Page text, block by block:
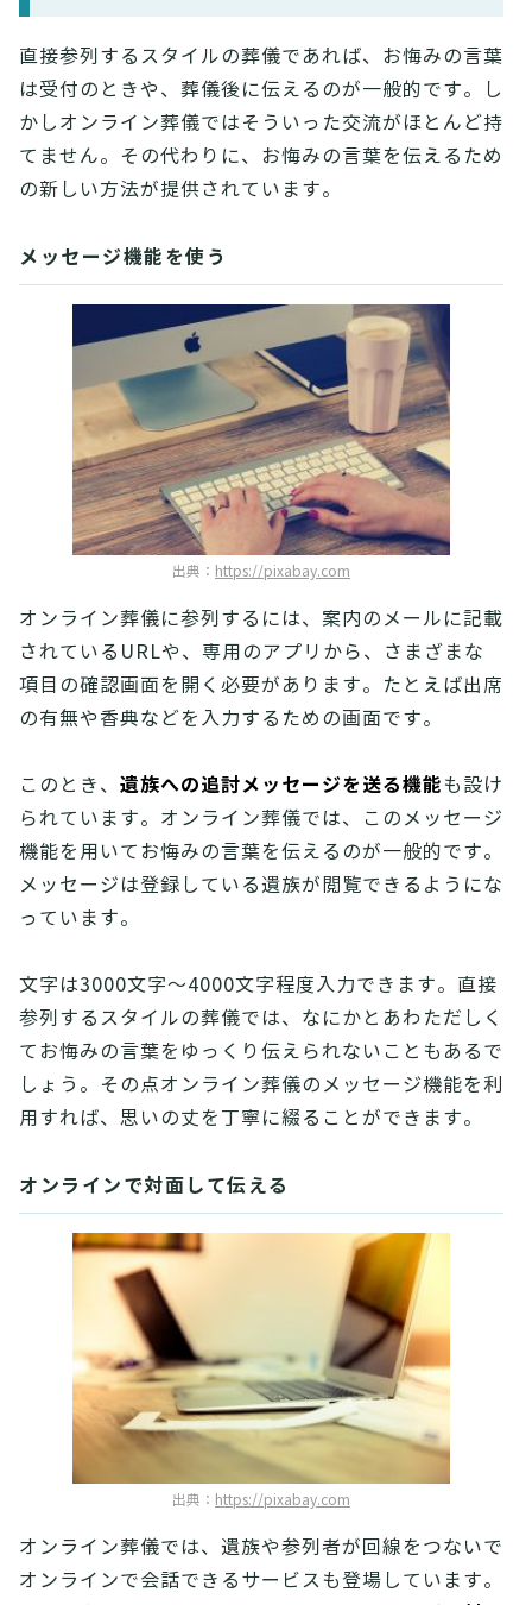
直接参列するスタイルの葬儀であれば、お悔みの言葉
は受付のときや、葬儀後に伝えるのが一般的です。し
かしオンライン葬儀ではそういった交流がほとんど持
てません。その代わりに、お悔みの言葉を伝えるため
の新しい方法が提供されています。
メッセージ機能を使う
出典： https://pixabay.com
オンライン葬儀に参列するには、案内のメールに記載
されているURLや、専用のアプリから、さまざまな
項目の確認画面を開く必要があります。たとえば出席
の有無や香典などを入力するための画面です。
このとき、 遺族への追討メッセージを送る機能も設け
られています。オンライン葬儀では、このメッセージ
機能を用いてお悔みの言葉を伝えるのが一般的です。
メッセージは登録している遺族が閲覧できるようにな
っています。
文字は3000文字～4000文字程度入力できます。直接
参列するスタイルの葬儀では、なにかとあわただしく
てお悔みの言葉をゆっくり伝えられないこともあるで
しょう。その点オンライン葬儀のメッセージ機能を利
用すれば、思いの丈を丁寧に綴ることができます。
オンラインで対面して伝える
出典： https://pixabay.com
オンライン葬儀では、遺族や参列者が回線をつないで
オンラインで会話できるサービスも登場しています。